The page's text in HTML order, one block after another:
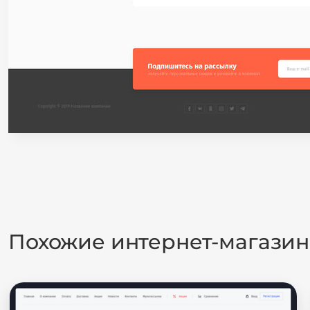
Похожие интернет-